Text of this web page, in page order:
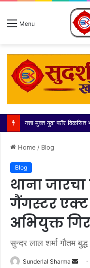
Menu
Home / Blog
Blog
थाना जारचा
गैंगस्टर
अभियुक्त
सुन्दर लाल शर्मा गौतम
Sunderlal Sharma